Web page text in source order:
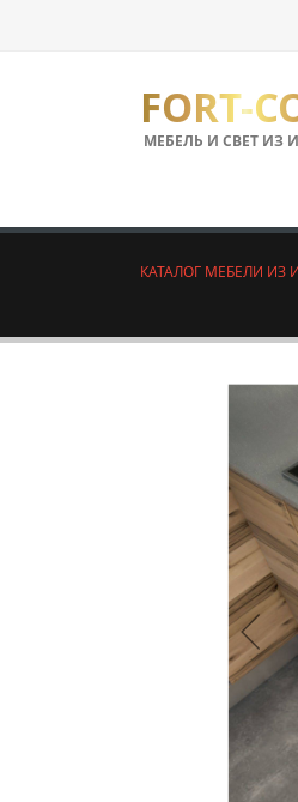
FORT-
МЕБЕЛЬ И СВЕТ ИЗ
КАТАЛОГ МЕБЕЛИ ИЗ